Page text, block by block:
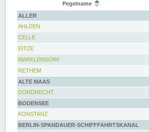
Pegelname
ALLER
AHLDEN
CELLE
EITZE
MARKLENDORF
RETHEM
ALTE MAAS
DORDRECHT
BODENSEE
KONSTANZ
BERLIN-SPANDAUER-SCHIFFFAHRTSKANAL